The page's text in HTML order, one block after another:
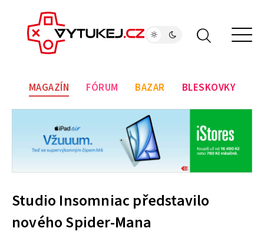
MAGAZÍN FÓRUM BAZAR BLESKOVKY
Studio Insomniac představilo
nového Spider-Mana